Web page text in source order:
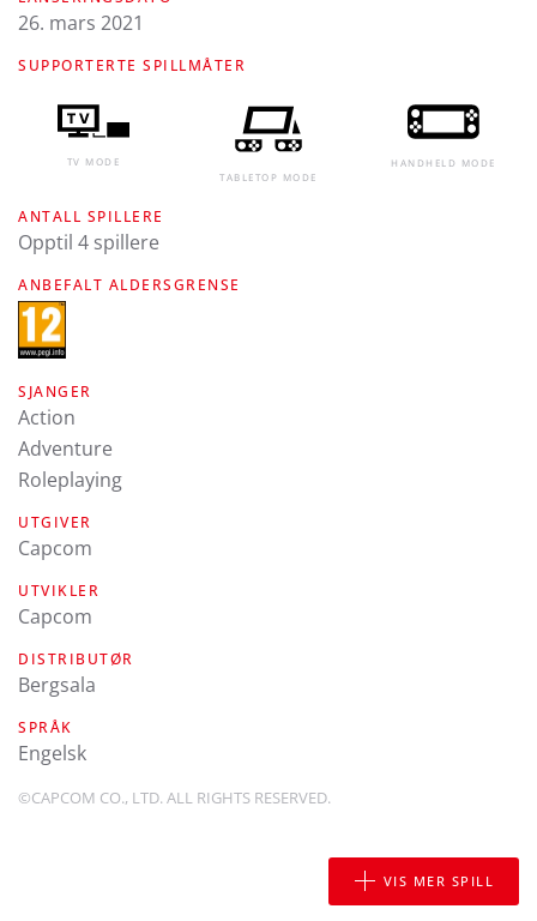
26. mars 2021
SUPPORTERTE SPILLMÅTER
TV MODE
TABLETOP MODE
HANDHELD MODE
ANTALL SPILLERE
Opptil 4 spillere
ANBEFALT ALDERSGRENSE
SJANGER
Action
Adventure
Roleplaying
UTGIVER
Capcom
UTVIKLER
Capcom
DISTRIBUTØR
Bergsala
SPRÅK
engelsk
©CAPCOM CO., LTD. ALL RIGHTS RESERVED.
VIS MER SPILL